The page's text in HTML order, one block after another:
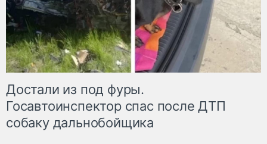
Достали из под фуры.
Госавтоинспектор спас после ДТП
собаку дальнобойщика